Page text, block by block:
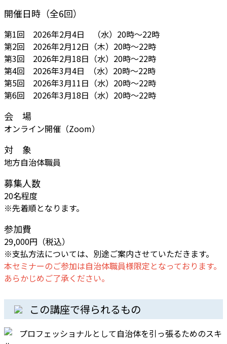
開催日時（全6回）
第1回 2026年2月4日 （水）20時～22時
第2回 2026年2月12日（木）20時～22時
第3回 2026年2月18日（水）20時～22時
第4回 2026年3月4日 （水）20時～22時
第5回 2026年3月11日（水）20時～22時
第6回 2026年3月18日（水）20時～22時
会 場
オンライン開催（Zoom）
対 象
地方自治体職員
募集人数
20名程度
※先着順となります。
参加費
29,000円（税込）
※支払方法については、別途ご案内させていただきます。
本セミナーのご参加は自治体職員様限定となっております。
あらかじめご了承ください。
この講座で得られるもの
プロフェッショナルとして自治体を引っ張るためのスキ